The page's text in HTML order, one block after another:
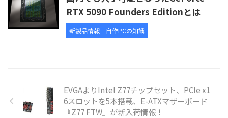
RTX 5090 Founders Editionとは
新製品情報 自作PCの知識
EVGAよりIntel Z77チップセット、PCIe x1
6スロットを5本搭載、E-ATXマザーボード
『Z77 FTW』が新入荷情報！